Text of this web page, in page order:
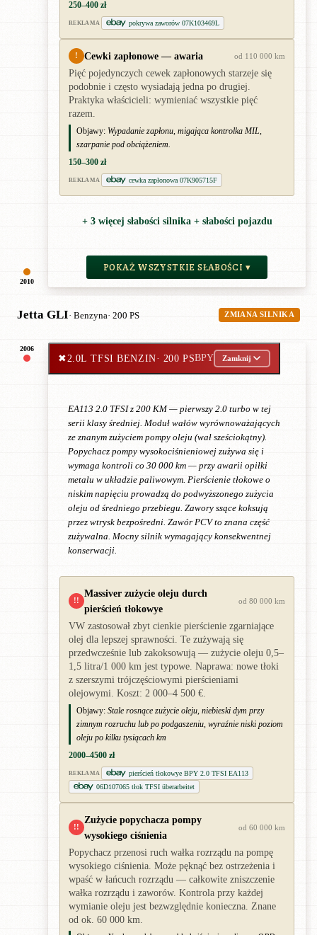
2010
250–400 zł
REKLAMA pokrywa zaworów 07K103469L
! Cewki zapłonowe — awaria od 110 000 km
Pięć pojedynczych cewek zapłonowych starzeje się
podobnie i często wysiadają jedna po drugiej.
Praktyka właścicieli: wymieniać wszystkie pięć
razem.
Objawy: Wypadanie zapłonu, migająca kontrolka MIL,
szarpanie pod obciążeniem.
150–300 zł
REKLAMA cewka zapłonowa 07K905715F
+ 3 więcej słabości silnika + słabości pojazdu
POKAŻ WSZYSTKIE SŁABOŚCI ▾
Jetta GLI· Benzyna· 200 PS ZMIANA SILNIKA
2006
✖2.0L TFSI BENZIN· 200 PSBPY Zamknij
EA113 2.0 TFSI z 200 KM — pierwszy 2.0 turbo w tej
serii klasy średniej. Moduł wałów wyrównoważających
ze znanym zużyciem pompy oleju (wał sześciokątny).
Popychacz pompy wysokociśnieniowej zużywa się i
wymaga kontroli co 30 000 km — przy awarii opiłki
metalu w układzie paliwowym. Pierścienie tłokowe o
niskim napięciu prowadzą do podwyższonego zużycia
oleju od średniego przebiegu. Zawory ssące koksują
przez wtrysk bezpośredni. Zawór PCV to znana część
zużywalna. Mocny silnik wymagający konsekwentnej
konserwacji.
!!
Massiver zużycie oleju durch
pierścień tłokowye
od 80 000 km
VW zastosował zbyt cienkie pierścienie zgarniające
olej dla lepszej sprawności. Te zużywają się
przedwcześnie lub zakoksowują — zużycie oleju 0,5–
1,5 litra/1 000 km jest typowe. Naprawa: nowe tłoki
z szerszymi trójczęściowymi pierścieniami
olejowymi. Koszt: 2 000–4 500 €.
Objawy: Stale rosnące zużycie oleju, niebieski dym przy
zimnym rozruchu lub po podgaszeniu, wyraźnie niski poziom
oleju po kilku tysiącach km
2000–4500 zł
REKLAMA
pierścień tłokowye BPY 2.0 TFSI EA113
06D107065 tłok TFSI überarbeitet
!!
Zużycie popychacza pompy
wysokiego ciśnienia
od 60 000 km
Popychacz przenosi ruch wałka rozrządu na pompę
wysokiego ciśnienia. Może pęknąć bez ostrzeżenia i
wpaść w łańcuch rozrządu — całkowite zniszczenie
wałka rozrządu i zaworów. Kontrola przy każdej
wymianie oleju jest bezwzględnie konieczna. Znane
od ok. 60 000 km.